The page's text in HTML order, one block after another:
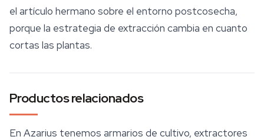
el artículo hermano sobre el entorno postcosecha,
porque la estrategia de extracción cambia en cuanto
cortas las plantas.
Productos relacionados
En Azarius tenemos armarios de cultivo, extractores